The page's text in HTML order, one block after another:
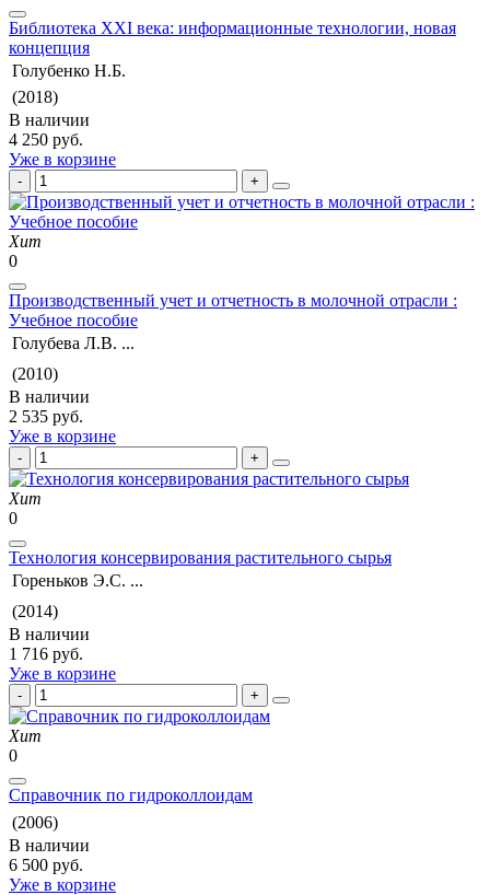
Библиотека XXI века: информационные технологии, новая
концепция
Голубенко Н.Б.
(2018)
В наличии
4 250 руб.
Уже в корзине
Хит
0
Производственный учет и отчетность в молочной отрасли :
Учебное пособие
Голубева Л.В. ...
(2010)
В наличии
2 535 руб.
Уже в корзине
Хит
0
Технология консервирования растительного сырья
Гореньков Э.С. ...
(2014)
В наличии
1 716 руб.
Уже в корзине
Хит
0
Справочник по гидроколлоидам
(2006)
В наличии
6 500 руб.
Уже в корзине